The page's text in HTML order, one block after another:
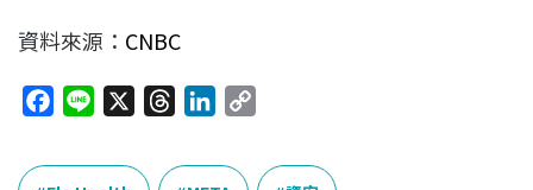
資料來源： CNBC
c
n
r
n